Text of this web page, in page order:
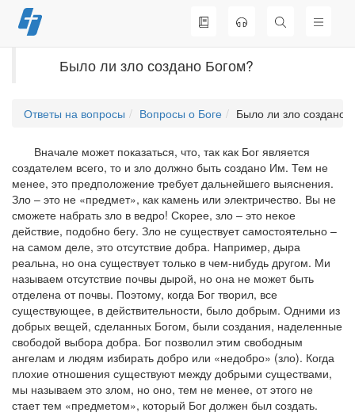
Перейти
к
Было ли зло создано Богом?
Ответы на вопросы Вопросы о Боге Было ли зло создано
Вначале может показаться, что, так как Бог является
создателем всего, то и зло должно быть создано Им. Тем не
менее, это предположение требует дальнейшего выяснения.
Зло – это не «предмет», как камень или электричество. Вы не
сможете набрать зло в ведро! Скорее, зло – это некое
действие, подобно бегу. Зло не существует самостоятельно –
на самом деле, это отсутствие добра. Например, дыра
реальна, но она существует только в чем-нибудь другом. Ми
называем отсутствие почвы дырой, но она не может быть
отделена от почвы. Поэтому, когда Бог творил, все
существующее, в действительности, было добрым. Одними из
добрых вещей, сделанных Богом, были создания, наделенные
свободой выбора добра. Бог позволил этим свободным
ангелам и людям избирать добро или «недобро» (зло). Когда
плохие отношения существуют между добрыми существами,
мы называем это злом, но оно, тем не менее, от этого не
стает тем «предметом», который Бог должен был создать.